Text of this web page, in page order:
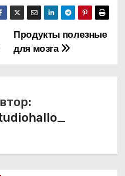
Продукты полезные
для мозга